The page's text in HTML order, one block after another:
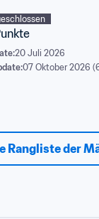
20 Juli 2026
07 Oktober 2026
Rangliste der